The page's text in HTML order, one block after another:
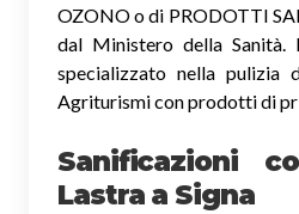
OZONO o di PRODOTTI
dal Ministero della Sanità.
specializzato nella pulizia
Agriturismi con prodotti di
Sanificazioni
Lastra a Signa